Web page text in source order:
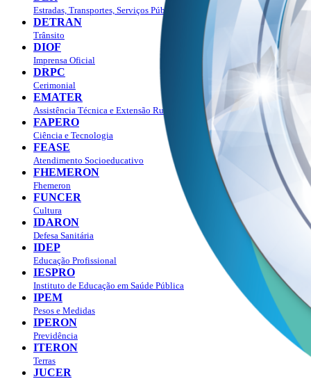
Estradas, Transportes, Serviços Públicos
DETRAN
Trânsito
DIOF
Imprensa Oficial
DRPC
Cerimonial
EMATER
Assistência Técnica e Extensão Rural
FAPERO
Ciência e Tecnologia
FEASE
Atendimento Socioeducativo
FHEMERON
Fhemeron
FUNCER
Cultura
IDARON
Defesa Sanitária
IDEP
Educação Profissional
IESPRO
Instituto de Educação em Saúde Pública
IPEM
Pesos e Medidas
IPERON
Previdência
ITERON
Terras
JUCER